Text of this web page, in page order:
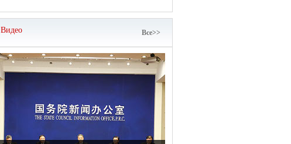
Видео Bce>>